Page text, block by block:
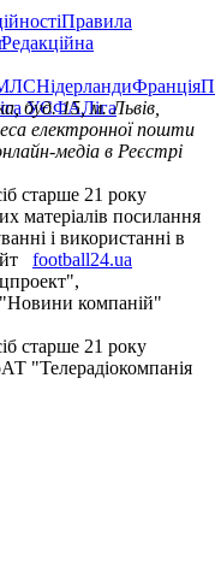
Правила
Редакційна
НідерландиФранція
УЄФАЛіга
буд. 15, м. Львів,
електронної пошти
медіа в Реєстрі
старше 21 року
матеріалів посилання
і використанні в
football24.ua
компаній"
старше 21 року
"Телерадіокомпанія